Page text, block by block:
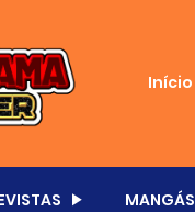
Início
MANGÁS